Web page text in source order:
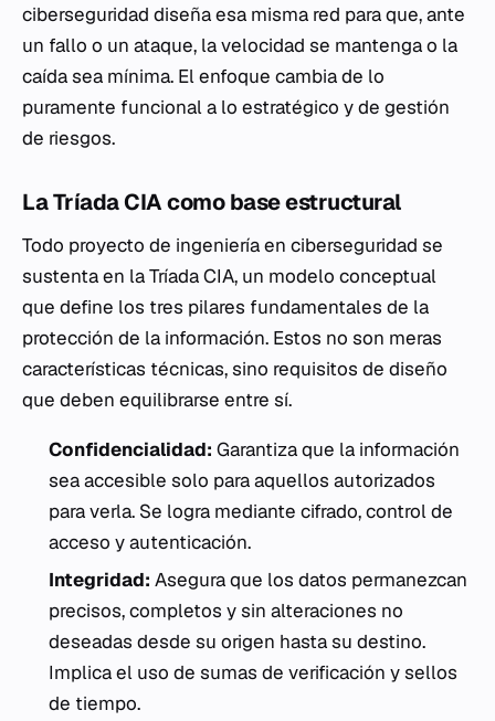
ciberseguridad diseña esa misma red para que, ante
un fallo o un ataque, la velocidad se mantenga o la
caída sea mínima. El enfoque cambia de lo
puramente funcional a lo estratégico y de gestión
de riesgos.
La Tríada CIA como base estructural
Todo proyecto de ingeniería en ciberseguridad se
sustenta en la Tríada CIA, un modelo conceptual
que define los tres pilares fundamentales de la
protección de la información. Estos no son meras
características técnicas, sino requisitos de diseño
que deben equilibrarse entre sí.
Confidencialidad: Garantiza que la información
sea accesible solo para aquellos autorizados
para verla. Se logra mediante cifrado, control de
acceso y autenticación.
Integridad: Asegura que los datos permanezcan
precisos, completos y sin alteraciones no
deseadas desde su origen hasta su destino.
Implica el uso de sumas de verificación y sellos
de tiempo.